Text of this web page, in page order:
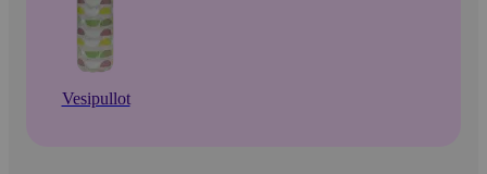
Vesipullot